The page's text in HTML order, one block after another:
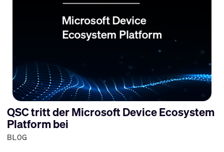
QSC tritt der Microsoft Device Ecosystem
Platform bei
BLOG